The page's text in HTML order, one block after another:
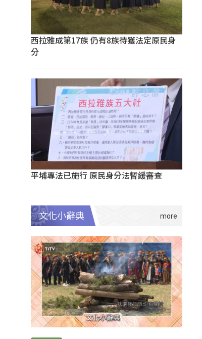
西拉雅成第17族 仍有8族待獲法定原民身
分
平埔專法已施行 原民身分法暫緩審查
文化小辭典